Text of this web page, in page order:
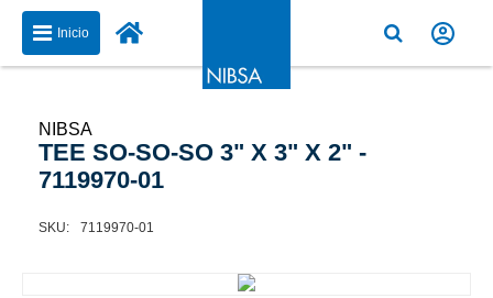
Inicio
NIBSA
TEE SO-SO-SO 3" X 3" X 2" -
7119970-01
7119970-01